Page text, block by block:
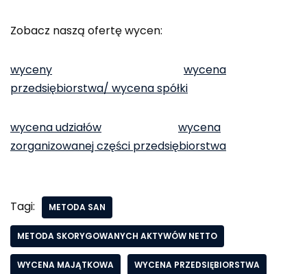
Zobacz naszą ofertę wycen:
wyceny
wycena
przedsiębiorstwa/ wycena spółki
wycena udziałów
wycena
zorganizowanej części przedsiębiorstwa
Tagi: METODA SAN
METODA SKORYGOWANYCH AKTYWÓW NETTO
WYCENA MAJĄTKOWA WYCENA PRZEDSIĘBIORSTWA